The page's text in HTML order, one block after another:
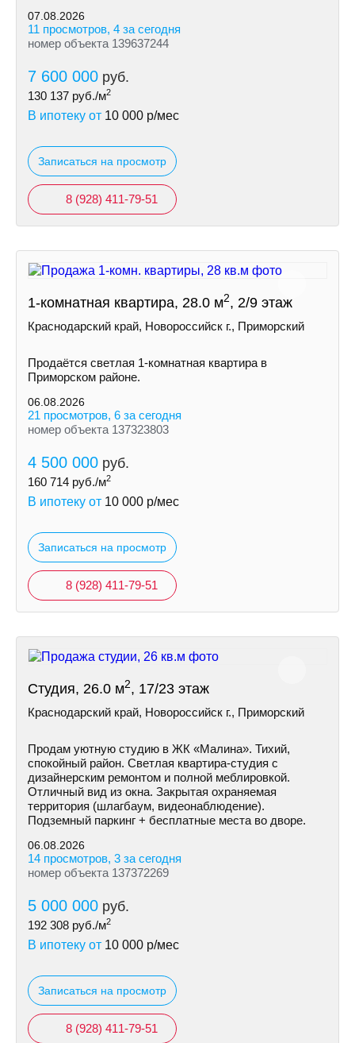
07.08.2026
11 просмотров, 4 за сегодня
номер объекта 139637244
7 600 000 руб.
130 137 руб./м2
В ипотеку от 10 000 р/мес
Записаться на просмотр
8 (928) 411-79-51
1-комнатная квартира, 28.0 м2, 2/9 этаж
Краснодарский край, Новороссийск г., Приморский
Продаётся светлая 1-комнатная квартира в
Приморском районе.
06.08.2026
21 просмотров, 6 за сегодня
номер объекта 137323803
4 500 000 руб.
160 714 руб./м2
В ипотеку от 10 000 р/мес
Записаться на просмотр
8 (928) 411-79-51
Студия, 26.0 м2, 17/23 этаж
Краснодарский край, Новороссийск г., Приморский
Продам уютную студию в ЖК «Малина». Тихий,
спокойный район. Светлая квартира-студия с
дизайнерским ремонтом и полной меблировкой.
Отличный вид из окна. Закрытая охраняемая
территория (шлагбаум, видеонаблюдение).
Подземный паркинг + бесплатные места во дворе.
06.08.2026
14 просмотров, 3 за сегодня
номер объекта 137372269
5 000 000 руб.
192 308 руб./м2
В ипотеку от 10 000 р/мес
Записаться на просмотр
8 (928) 411-79-51